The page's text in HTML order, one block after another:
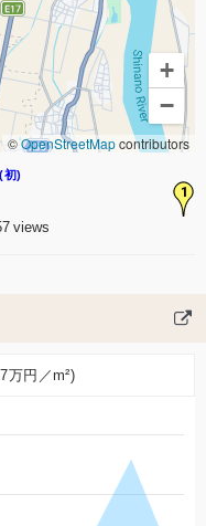
+
−
©OpenStreetMapcontributors
1
(初)
万円／m²)